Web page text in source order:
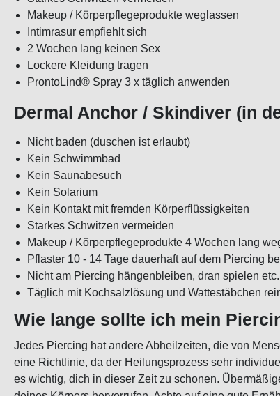
Makeup / Körperpflegeprodukte weglassen
Intimrasur empfiehlt sich
2 Wochen lang keinen Sex
Lockere Kleidung tragen
ProntoLind® Spray 3 x täglich anwenden
Dermal Anchor / Skindiver (in
Nicht baden (duschen ist erlaubt)
Kein Schwimmbad
Kein Saunabesuch
Kein Solarium
Kein Kontakt mit fremden Körperflüssigkeiten
Starkes Schwitzen vermeiden
Makeup / Körperpflegeprodukte 4 Wochen lang
Pflaster 10 - 14 Tage dauerhaft auf dem
Nicht am Piercing hängenbleiben, dran spielen etc.
Täglich mit Kochsalzlösung und Wattestäbchen
Wie lange sollte ich mein
Jedes Piercing hat andere Abheilzeiten, die von
eine Richtlinie, da der Heilungsprozess sehr
es wichtig, dich in dieser Zeit zu schonen.